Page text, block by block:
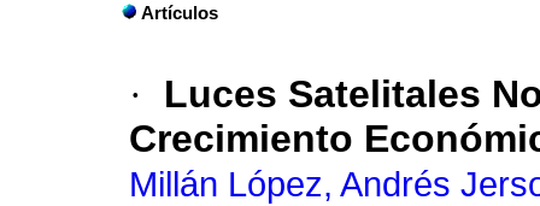
Artículos
·
Luces Satelitales
Crecimiento
Millán López, Andrés